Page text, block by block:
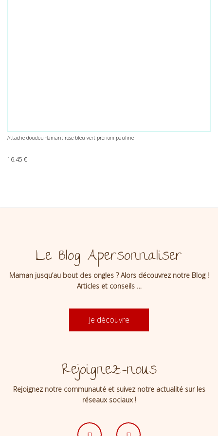
Attache doudou flamant rose bleu vert prénom pauline
16.45 €
Le Blog Apersonnaliser
Maman jusqu’au bout des ongles ? Alors découvrez notre Blog !
Articles et conseils …
Je découvre
Rejoignez-nous
Rejoignez notre communauté et suivez notre actualité sur les
réseaux sociaux !